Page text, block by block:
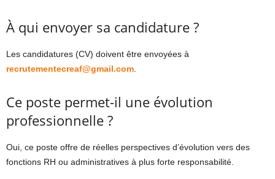
À qui envoyer sa candidature ?
Les candidatures (CV) doivent être envoyées à
recrutementecreaf@gmail.com.
Ce poste permet-il une évolution
professionnelle ?
Oui, ce poste offre de réelles perspectives d’évolution vers des
fonctions RH ou administratives à plus forte responsabilité.